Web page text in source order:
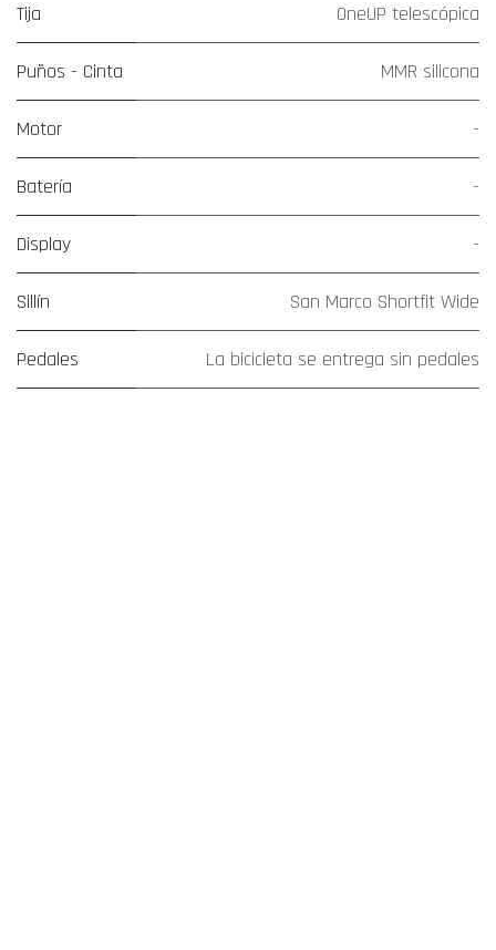
Tija OneUP telescópica
Puños - Cinta MMR silicona
Motor -
Batería -
Display -
Sillín San Marco Shortfit Wide
Pedales La bicicleta se entrega sin pedales